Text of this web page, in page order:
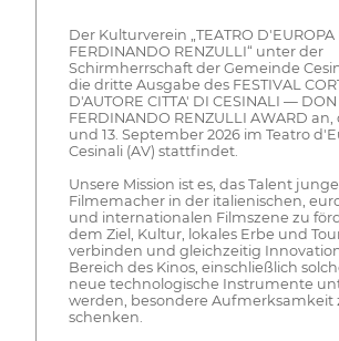
Der Kulturverein „TEATRO D'EUROPA
FERDINANDO RENZULLI“ unter der
Schirmherrschaft der Gemeinde
die dritte Ausgabe des FESTIVAL
D'AUTORE CITTA' DI CESINALI — DON
FERDINANDO RENZULLI AWARD an,
und 13. September 2026 im Teatro
Cesinali (AV) stattfindet.
Unsere Mission ist es, das Talent
Filmemacher in der italienischen,
und internationalen Filmszene zu
dem Ziel, Kultur, lokales Erbe und
verbinden und gleichzeitig
Bereich des Kinos, einschließlich
neue technologische Instrumente
werden, besondere Aufmerksamkeit
schenken.